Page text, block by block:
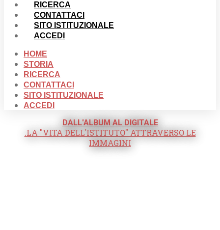
RICERCA
CONTATTACI
SITO ISTITUZIONALE
ACCEDI
HOME
STORIA
RICERCA
CONTATTACI
SITO ISTITUZIONALE
ACCEDI
DALL'ALBUM AL DIGITALE
.LA "VITA DELL'ISTITUTO" ATTRAVERSO LE
IMMAGINI